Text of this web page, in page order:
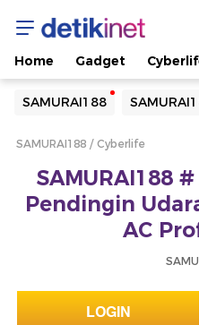
Home Gadget
SAMURAI188
Yang sedang ramai dicari
Loading...
Loading...
SAMURAI188 Cyberlife
SAMURAI188
Pendingin
AC
LOGIN